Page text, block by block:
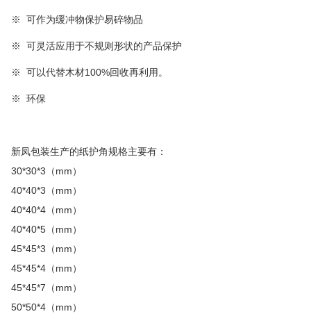
※ 可作为缓冲物保护易碎物品
※ 可灵活应用于不规则形状的产品保护
※ 可以代替木材100%回收再利用。
※ 环保
新凤包装生产的纸护角规格主要有：
30*30*3 （mm）
40*40*3 （mm）
40*40*4 （mm）
40*40*5 （mm）
45*45*3 （mm）
45*45*4 （mm）
45*45*7 （mm）
50*50*4 （mm）